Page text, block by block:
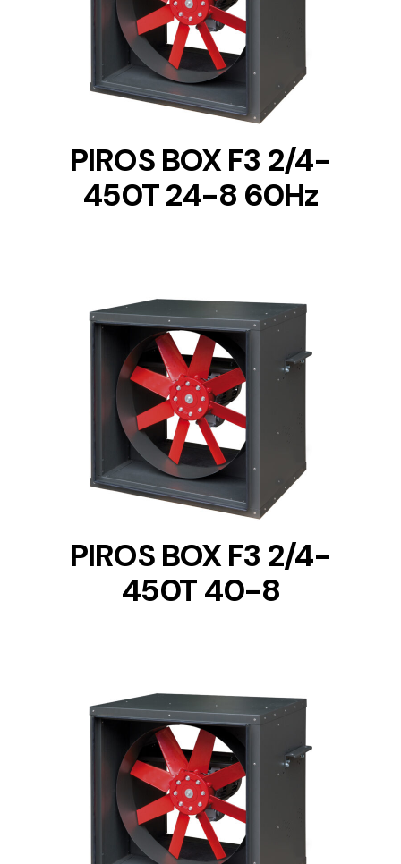
DETAILS
PIROS BOX F3 2/4-
450T 24-8 60Hz
DETAILS
PIROS BOX F3 2/4-
450T 40-8
DETAILS